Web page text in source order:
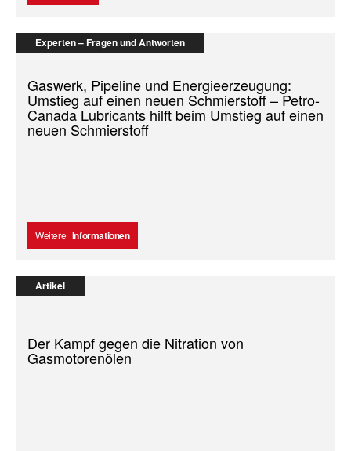
Experten – Fragen und Antworten
Gaswerk, Pipeline und Energieerzeugung:
Umstieg auf einen neuen Schmierstoff – Petro-
Canada Lubricants hilft beim Umstieg auf einen
neuen Schmierstoff
Weitere Informationen
Artikel
Der Kampf gegen die Nitration von
Gasmotorenölen